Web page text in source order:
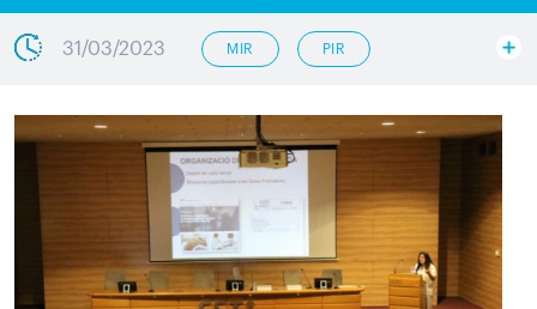
31/03/2023 MIR PIR